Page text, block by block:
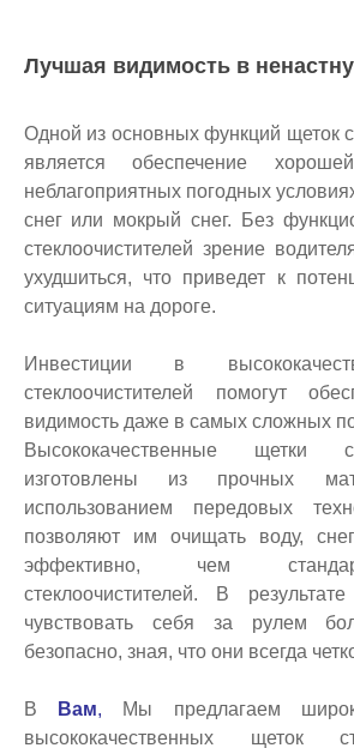
Лучшая видимость в
Одной из основных функций щеток
является обеспечение
неблагоприятных погодных
снег или мокрый снег. Без
стеклоочистителей зрение
ухудшиться, что приведет к
ситуациям на дороге.
Инвестиции в
стеклоочистителей помогут
видимость даже в самых сложных
Высококачественные щетки
изготовлены из прочных
использованием передовых
позволяют им очищать воду,
эффективно, чем
стеклоочистителей. В
чувствовать себя за рулем
безопасно, зная, что они всегда
В Вам, Мы предлагаем
высококачественных щеток